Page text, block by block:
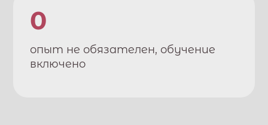
0
опыт не обязателен, обучение
включено